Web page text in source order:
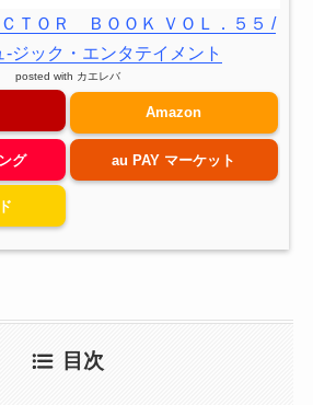
ＴＯＲ ＢＯＯＫ ＶＯＬ．５５ /
-ジック・エンタテイメント
posted with カエレバ
Amazon
グ au PAY マーケット
目次